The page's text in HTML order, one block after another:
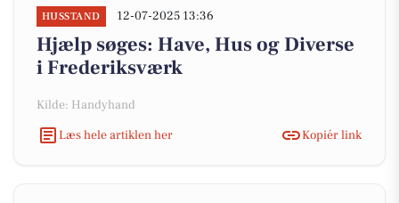
HUSSTAND 12-07-2025 13:36
Hjælp søges: Have, Hus og Diverse
i Frederiksværk
Kilde: Handyhand
Læs hele artiklen her
Kopiér link